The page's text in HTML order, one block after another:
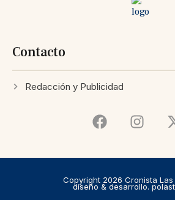
Contacto
Redacción y Publicidad
Copyright 2026 Cronista Las
diseño & desarrollo.